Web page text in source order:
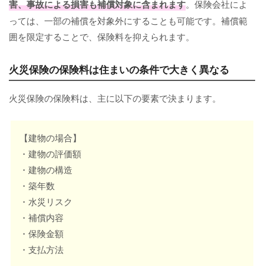
害、事故による損害も補償対象に含まれます。保険会社によ
っては、一部の補償を対象外にすることも可能です。補償範
囲を限定することで、保険料を抑えられます。
火災保険の保険料は住まいの条件で大きく異なる
火災保険の保険料は、主に以下の要素で決まります。
【建物の場合】
・建物の評価額
・建物の構造
・築年数
・水災リスク
・補償内容
・保険金額
・支払方法